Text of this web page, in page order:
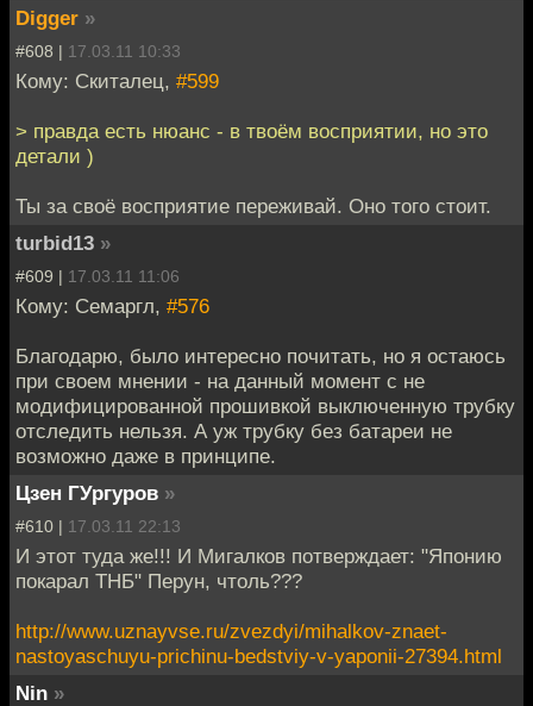
Digger »
#608 | 17.03.11 10:33
Кому: Скиталец, #599
> правда есть нюанс - в твоём восприятии, но это
детали )
Ты за своё восприятие переживай. Оно того стоит.
turbid13 »
#609 | 17.03.11 11:06
Кому: Семаргл, #576
Благодарю, было интересно почитать, но я остаюсь
при своем мнении - на данный момент с не
модифицированной прошивкой выключенную трубку
отследить нельзя. А уж трубку без батареи не
возможно даже в принципе.
Цзен ГУргуров »
#610 | 17.03.11 22:13
И этот туда же!!! И Мигалков потверждает: "Японию
покарал ТНБ" Перун, чтоль???
http://www.uznayvse.ru/zvezdyi/mihalkov-znaet-
nastoyaschuyu-prichinu-bedstviy-v-yaponii-27394.html
Nin »